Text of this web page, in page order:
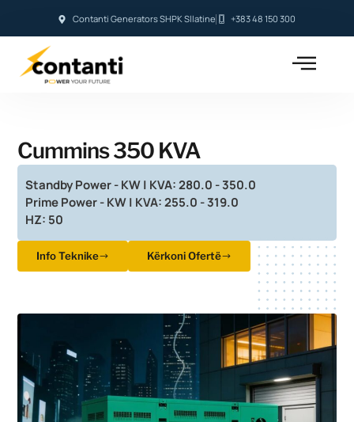
Contanti Generators SHPK Sllatine +383 48 150 300
Cummins 350 KVA
Standby Power - KW | KVA: 280.0 - 350.0
Prime Power - KW | KVA: 255.0 - 319.0
HZ: 50
Info Teknike Kërkoni Ofertë